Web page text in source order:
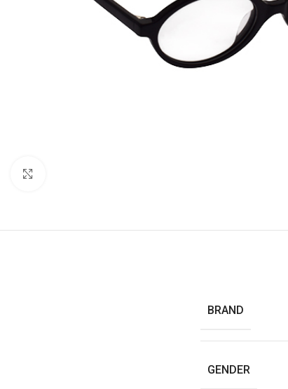
BRAND
GENDER